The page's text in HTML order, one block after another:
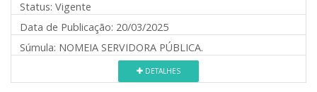
Status: Vigente
Data de Publicação: 20/03/2025
Súmula: NOMEIA SERVIDORA PÚBLICA.
DETALHES